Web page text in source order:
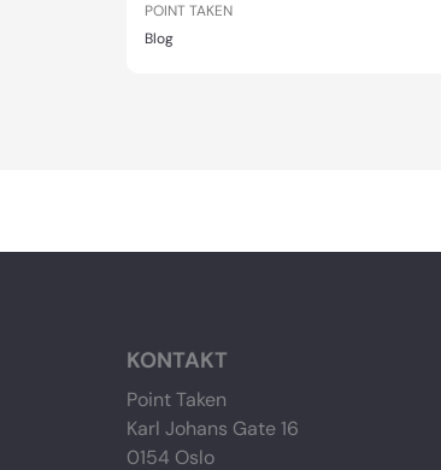
POINT TAKEN
Blog
KONTAKT
Point Taken
Karl Johans Gate 16
0154 Oslo